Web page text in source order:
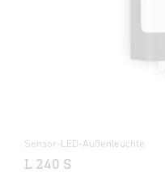
Sensor-LED-Außenleuchte
L 240 S